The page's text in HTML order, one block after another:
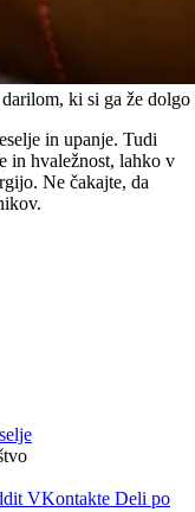
ki si ga že
in upanje. Tudi
in hvaležnost, lahko v
Ne čakajte, da
VKontakte Deli po